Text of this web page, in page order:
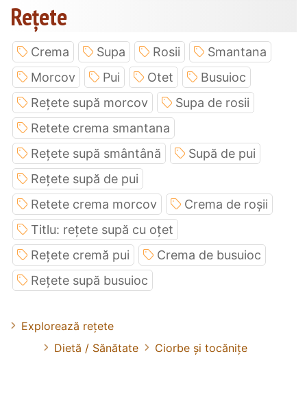
Rețete
Crema Supa Rosii
Smantana
Morcov
Pui Otet
Busuioc
Rețete supă morcov
Supa de rosii
Retete crema smantana
Rețete supă smântână
Supă de pui
Rețete supă de pui
Retete crema morcov
Crema de roșii
Titlu: rețete supă cu oțet
Rețete cremă pui
Crema de busuioc
Rețete supă busuioc
Explorează rețete
Dietă / Sănătate
Ciorbe și tocănițe